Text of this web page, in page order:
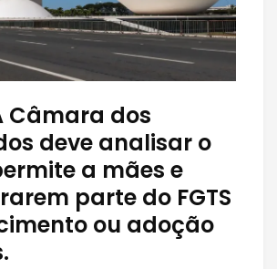
Câmara dos
deve analisar o
a mães e
parte do FGTS
ou adoção